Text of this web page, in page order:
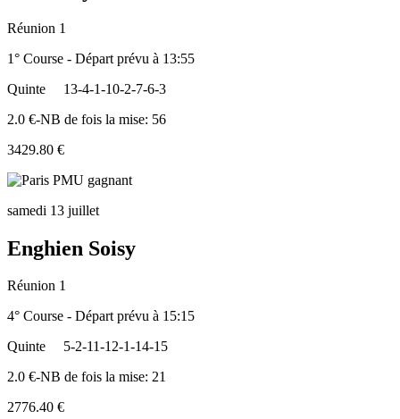
Réunion 1
1° Course - Départ prévu à 13:55
Quinte
13-4-1-10-2-7-6-3
2.0 €-NB de fois la mise: 56
3429.80 €
samedi 13 juillet
Enghien Soisy
Réunion 1
4° Course - Départ prévu à 15:15
Quinte
5-2-11-12-1-14-15
2.0 €-NB de fois la mise: 21
2776.40 €